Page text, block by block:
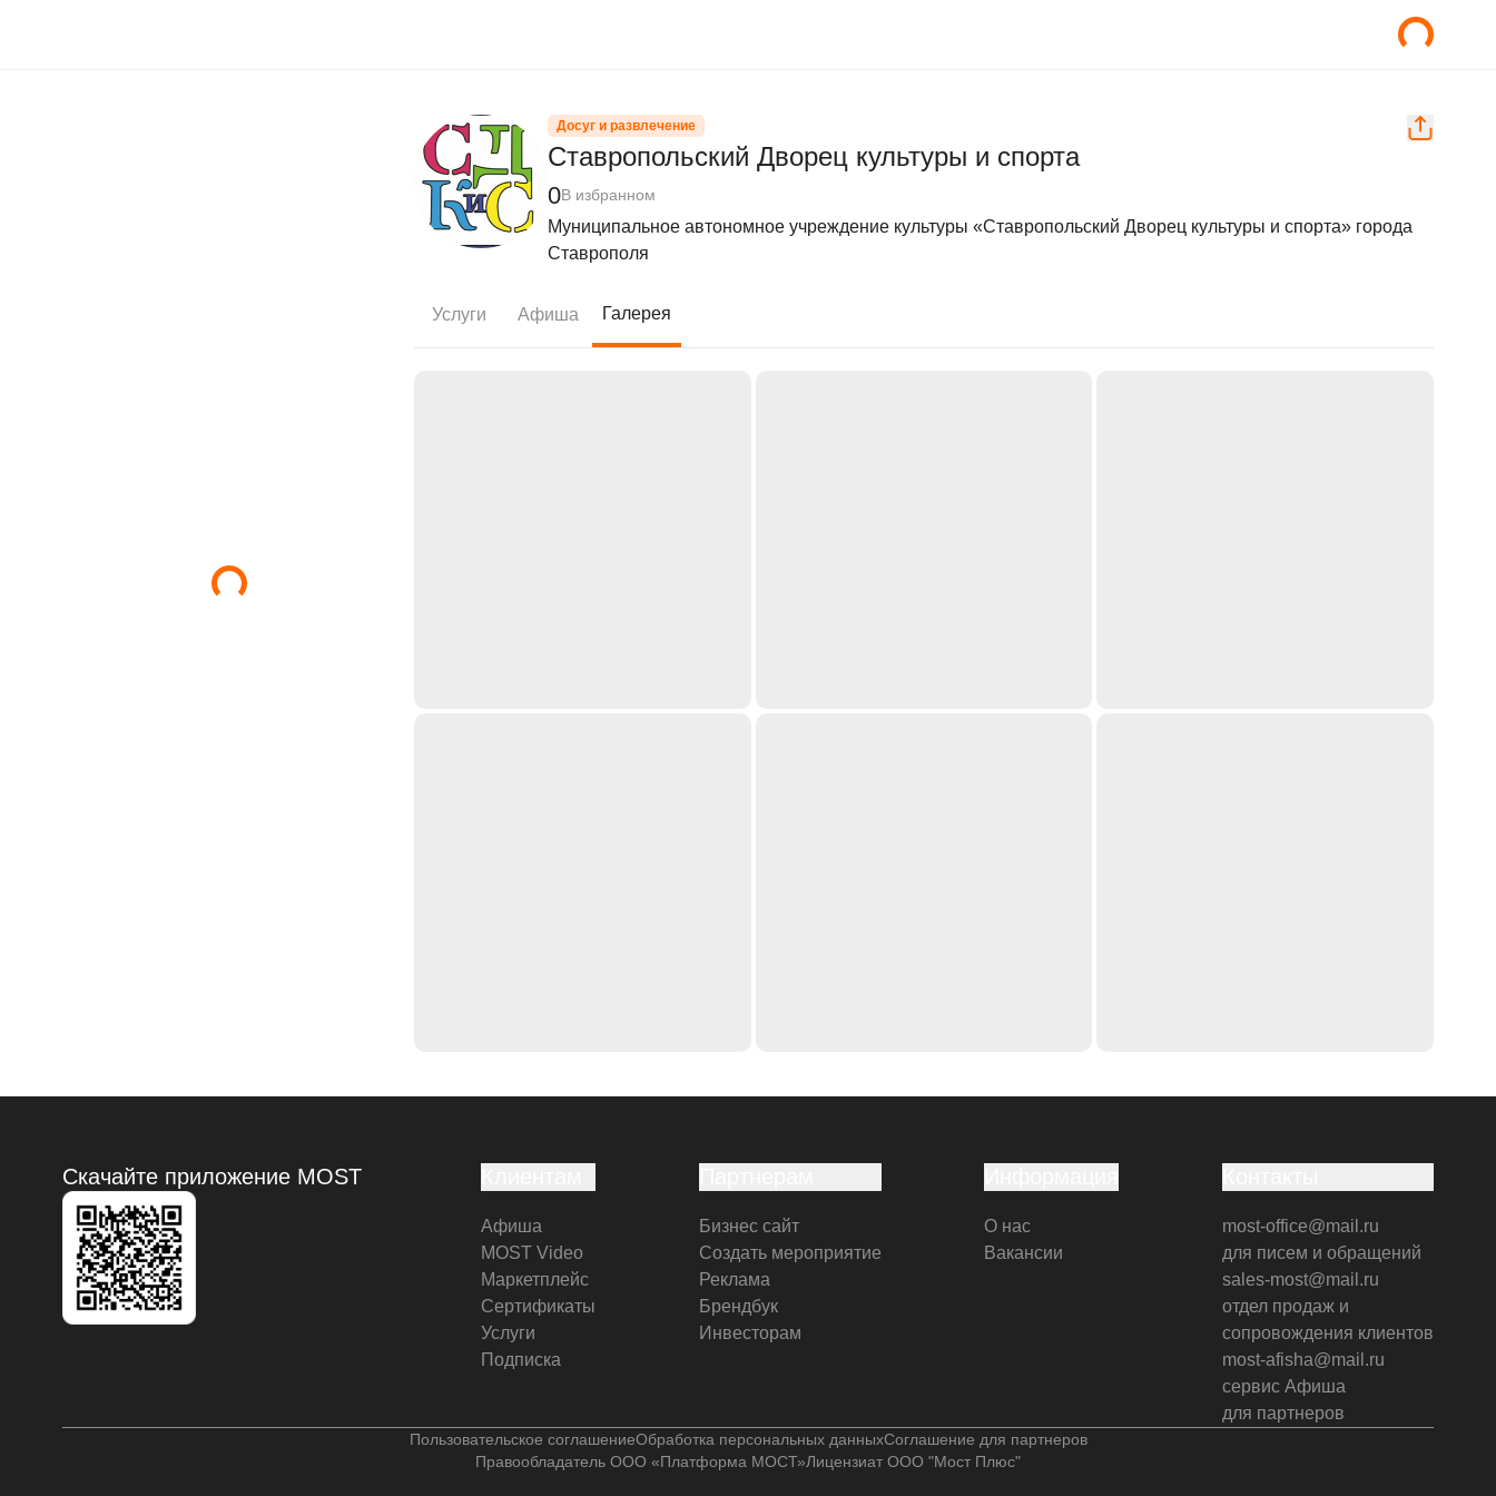
Досуг и развлечение
Ставропольский Дворец культуры и спорта
0В избранном
Муниципальное автономное учреждение культуры «Ставропольский Дворец культуры и спорта» города
Ставрополя
Услуги Афиша Галерея
Скачайте приложение MOST
Афиша
MOST Video
Маркетплейс
Сертификаты
Услуги
Подписка
Бизнес сайт
Создать мероприятие
Реклама
Брендбук
Инвесторам
О нас
Вакансии
most-office@mail.ru
для писем и обращений
sales-most@mail.ru
отдел продаж и
сопровождения клиентов
most-afisha@mail.ru
сервис Афиша
для партнеров
Пользовательское соглашениеОбработка персональных данныхСоглашение для партнеров
Правообладатель ООО «Платформа МОСТ»Лицензиат ООО "Мост Плюс"